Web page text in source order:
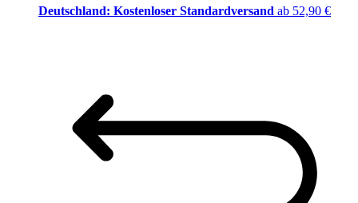
Deutschland: Kostenloser Standardversand ab 52,90 €